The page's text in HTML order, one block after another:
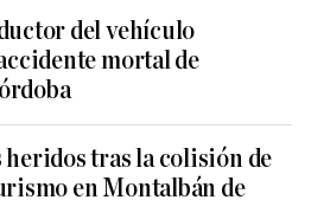
del vehículo
mortal de
heridos tras la colisión de
en Montalbán de